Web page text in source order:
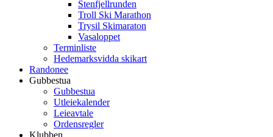
Stenfjellrunden
Troll Ski Marathon
Trysil Skimaraton
Vasaloppet
Terminliste
Hedemarksvidda skikart
Randonee
Gubbestua
Gubbestua
Utleiekalender
Leieavtale
Ordensregler
Klubben